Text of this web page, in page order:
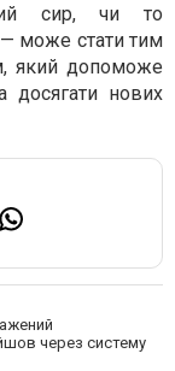
сир, чи то
може стати тим
який допоможе
досягати нових
через систему